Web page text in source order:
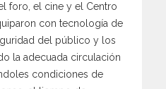
foro, el cine y el Centro
con tecnología de
del público y los
la adecuada circulación
condiciones de